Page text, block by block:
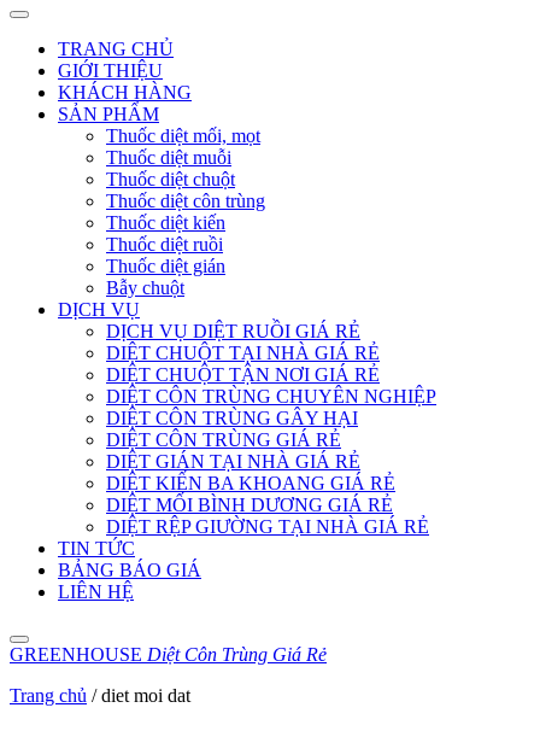
TRANG CHỦ
GIỚI THIỆU
KHÁCH HÀNG
SẢN PHẨM
Thuốc diệt mối, mọt
Thuốc diệt muỗi
Thuốc diệt chuột
Thuốc diệt côn trùng
Thuốc diệt kiến
Thuốc diệt ruồi
Thuốc diệt gián
Bẫy chuột
DỊCH VỤ
DỊCH VỤ DIỆT RUỒI GIÁ RẺ
DIỆT CHUỘT TẠI NHÀ GIÁ RẺ
DIỆT CHUỘT TẬN NƠI GIÁ RẺ
DIỆT CÔN TRÙNG CHUYÊN NGHIỆP
DIỆT CÔN TRÙNG GÂY HẠI
DIỆT CÔN TRÙNG GIÁ RẺ
DIỆT GIÁN TẠI NHÀ GIÁ RẺ
DIỆT KIẾN BA KHOANG GIÁ RẺ
DIỆT MỐI BÌNH DƯƠNG GIÁ RẺ
DIỆT RỆP GIƯỜNG TẠI NHÀ GIÁ RẺ
TIN TỨC
BẢNG BÁO GIÁ
LIÊN HỆ
GREENHOUSE Diệt Côn Trùng Giá Rẻ
Trang chủ /diet moi dat